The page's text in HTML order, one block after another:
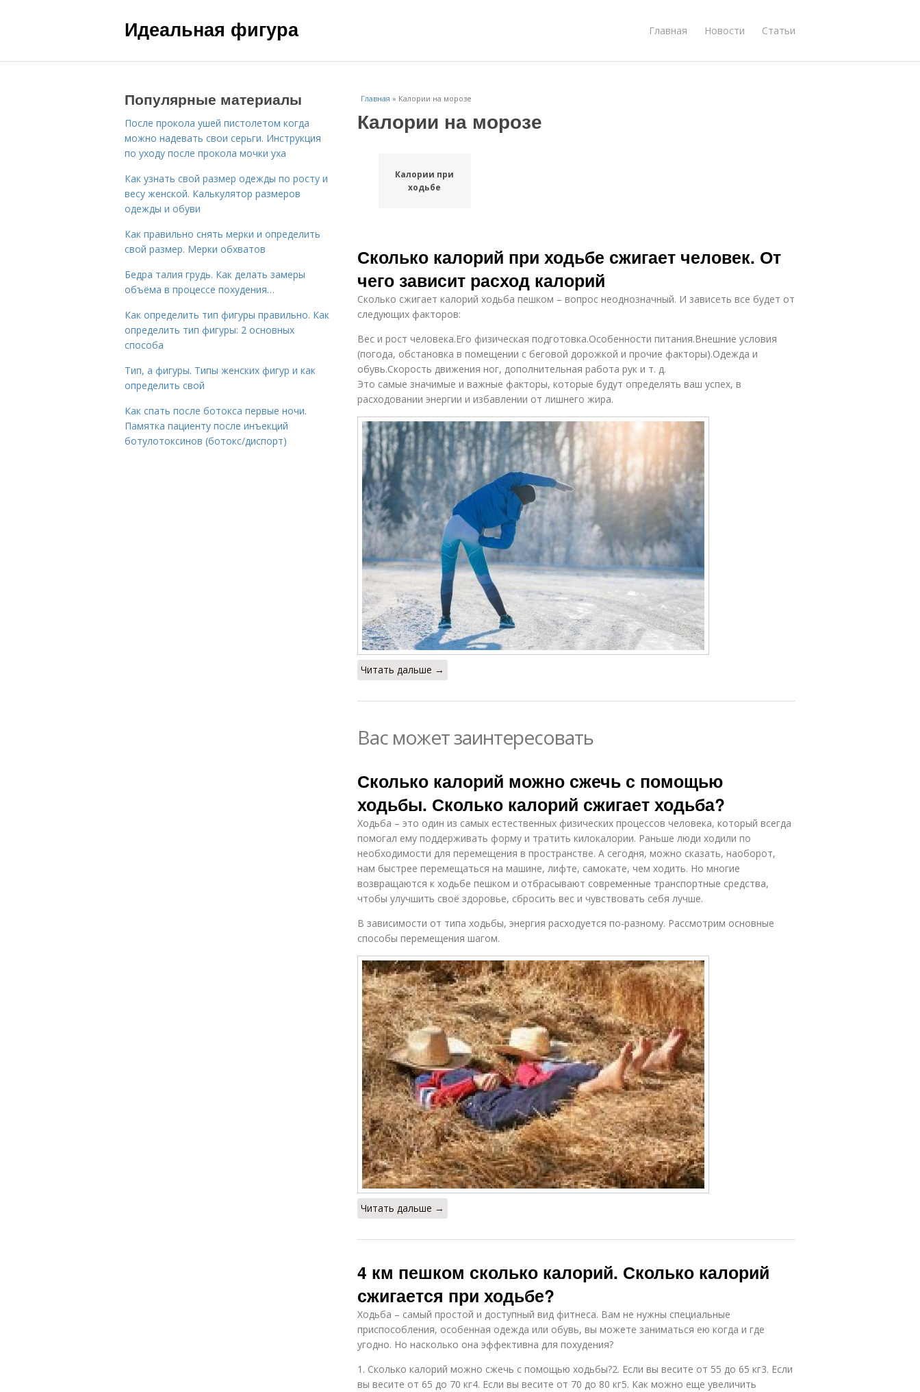
Идеальная фигура Главная Новости Статьи
Главная » Калории на морозе
Калории на морозе
Калории при
ходьбе
Сколько калорий при ходьбе сжигает человек. От
чего зависит расход калорий
Сколько сжигает калорий ходьба пешком – вопрос неоднозначный. И зависеть все будет от
следующих факторов:
Вес и рост человека.Его физическая подготовка.Особенности питания.Внешние условия
(погода, обстановка в помещении с беговой дорожкой и прочие факторы).Одежда и
обувь.Скорость движения ног, дополнительная работа рук и т. д.
Это самые значимые и важные факторы, которые будут определять ваш успех, в
расходовании энергии и избавлении от лишнего жира.
Читать дальше →
Вас может заинтересовать
Сколько калорий можно сжечь с помощью
ходьбы. Сколько калорий сжигает ходьба?
Ходьба – это один из самых естественных физических процессов человека, который всегда
помогал ему поддерживать форму и тратить килокалории. Раньше люди ходили по
необходимости для перемещения в пространстве. А сегодня, можно сказать, наоборот,
нам быстрее перемещаться на машине, лифте, самокате, чем ходить. Но многие
возвращаются к ходьбе пешком и отбрасывают современные транспортные средства,
чтобы улучшить своё здоровье, сбросить вес и чувствовать себя лучше.
В зависимости от типа ходьбы, энергия расходуется по-разному. Рассмотрим основные
способы перемещения шагом.
Читать дальше →
4 км пешком сколько калорий. Сколько калорий
сжигается при ходьбе?
Ходьба – самый простой и доступный вид фитнеса. Вам не нужны специальные
приспособления, особенная одежда или обувь, вы можете заниматься ею когда и где
угодно. Но насколько она эффективна для похудения?
1. Сколько калорий можно сжечь с помощью ходьбы?2. Если вы весите от 55 до 65 кг3. Если
вы весите от 65 до 70 кг4. Если вы весите от 70 до 80 кг5. Как можно еще увеличить
Популярные материалы
После прокола ушей пистолетом когда
можно надевать свои серьги. Инструкция
по уходу после прокола мочки уха
Как узнать свой размер одежды по росту и
весу женской. Калькулятор размеров
одежды и обуви
Как правильно снять мерки и определить
свой размер. Мерки обхватов
Бедра талия грудь. Как делать замеры
объёма в процессе похудения…
Как определить тип фигуры правильно. Как
определить тип фигуры: 2 основных
способа
Тип, а фигуры. Типы женских фигур и как
определить свой
Как спать после ботокса первые ночи.
Памятка пациенту после инъекций
ботулотоксинов (ботокс/диспорт)